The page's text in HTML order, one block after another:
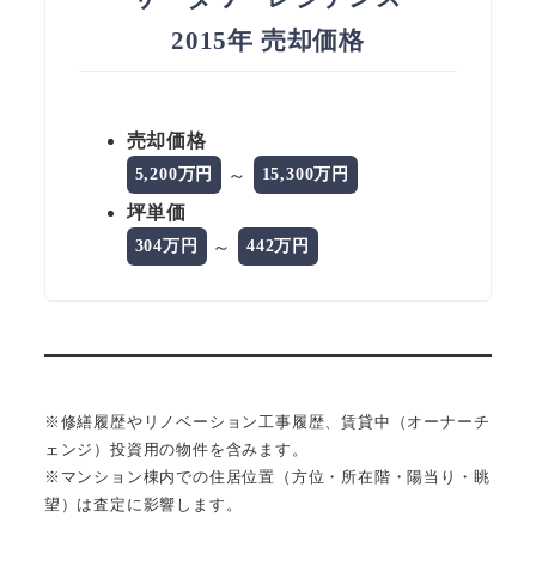
2015年 売却価格
売却価格
5,200万円 ～ 15,300万円
坪単価
304万円 ～ 442万円
※修繕履歴やリノベーション工事履歴、賃貸中（オーナーチ
ェンジ）投資用の物件を含みます。
※マンション棟内での住居位置（方位・所在階・陽当り・眺
望）は査定に影響します。